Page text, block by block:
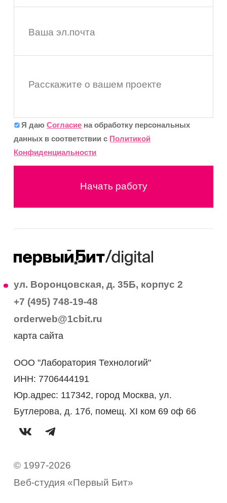
Ваша эл.почта
Расскажите о вашем проекте
Я даюСогласие на обработку персональных
данных в соответствии с Политикой
Конфиденциальности
Начать работу
ул. Воронцовская, д. 35Б, корпус 2
+7 (495) 748-19-48
orderweb@1cbit.ru
карта сайта
ООО "Лаборатория Технологий"
ИНН: 7706444191
Юр.адрес: 117342, город Москва, ул.
Бутлерова, д. 17б, помещ. XI ком 69 оф 66
© 1997-2026
Веб-студия «Первый Бит»